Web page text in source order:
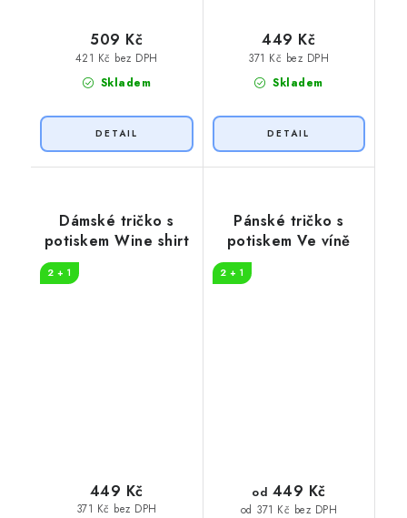
Skladem
421 Kč bez DPH
509 Kč
Skladem
371 Kč bez DPH
449 Kč
Dámské tričko s
potiskem Wine shirt
2 + 1
371 Kč bez DPH
449 Kč
Pánské tričko s
potiskem Ve víně
2 + 1
od 371 Kč bez DPH
od 449 Kč